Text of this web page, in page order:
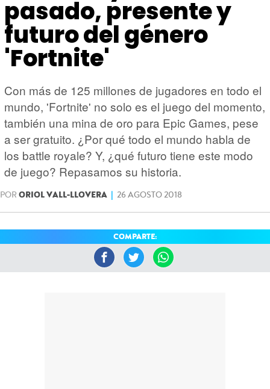
pasado, presente y
futuro del género
'Fortnite'
Con más de 125 millones de jugadores en todo el
mundo, 'Fortnite' no solo es el juego del momento,
también una mina de oro para Epic Games, pese
a ser gratuito. ¿Por qué todo el mundo habla de
los battle royale? Y, ¿qué futuro tiene este modo
de juego? Repasamos su historia.
POR ORIOL VALL-LLOVERA | 26 AGOSTO 2018
COMPARTE: